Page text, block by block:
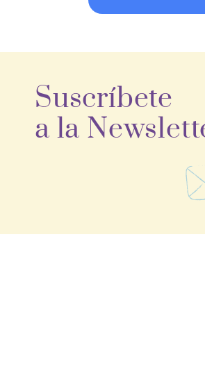
Suscríbete
a la